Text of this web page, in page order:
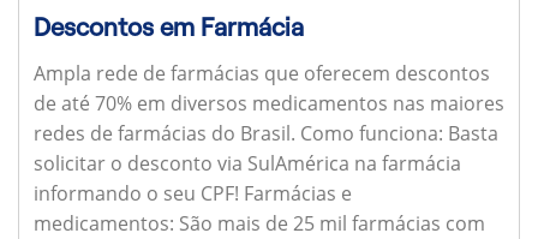
Descontos em Farmácia
Ampla rede de farmácias que oferecem descontos
de até 70% em diversos medicamentos nas maiores
redes de farmácias do Brasil. Como funciona: Basta
solicitar o desconto via SulAmérica na farmácia
informando o seu CPF! Farmácias e
medicamentos: São mais de 25 mil farmácias com